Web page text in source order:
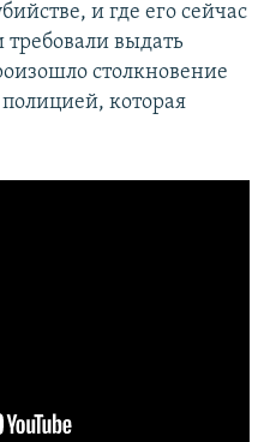
и где его сейчас
выдать
столкновение
которая